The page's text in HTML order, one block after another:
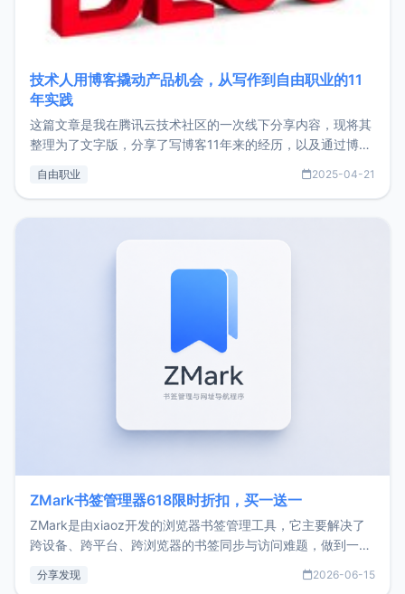
技术人用博客撬动产品机会，从写作到自由职业的11
年实践
这篇文章是我在腾讯云技术社区的一次线下分享内容，现将其
整理为了文字版，分享了写博客11年来的经历，以及通过博客
了我的首个产品ImgURL的真实数据和产品现状。自我介绍大
自由职业 2025-04-21
ZMark书签管理器618限时折扣，买一送一
ZMark是由xiaoz开发的浏览器书签管理工具，它主要解决了
跨设备、跨平台、跨浏览器的书签同步与访问难题，做到一处
用，让管理更高效。ZMark官网地址：
分享发现 2026-06-15